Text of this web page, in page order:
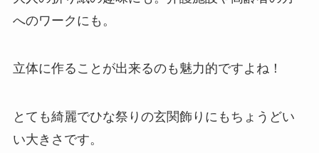
へのワークにも。
立体に作ることが出来るのも魅力的ですよね！
とても綺麗でひな祭りの玄関飾りにもちょうどい
い大きさです。